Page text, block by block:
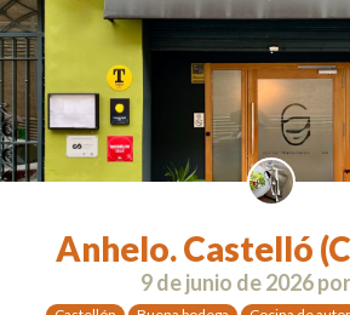
Anhelo. Castelló
9 de junio de 2026por